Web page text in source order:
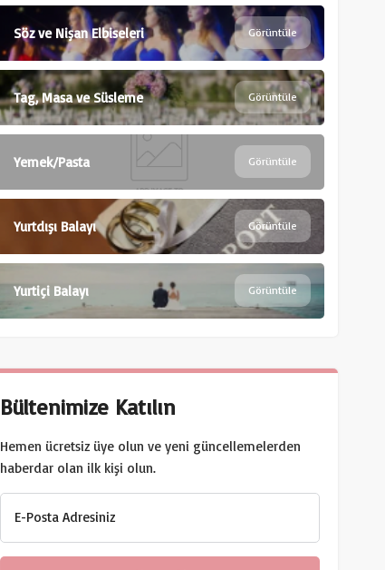
Söz ve Nişan Elbiseleri Görüntüle
Tag, Masa ve Süsleme Görüntüle
Yemek/Pasta Görüntüle
Yurtdışı Balayı Görüntüle
Yurtiçi Balayı Görüntüle
Bültenimize Katılın
Hemen ücretsiz üye olun ve yeni güncellemelerden
haberdar olan ilk kişi olun.
E-Posta Adresiniz